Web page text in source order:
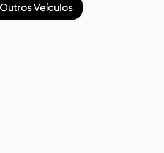
Veículos